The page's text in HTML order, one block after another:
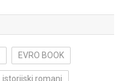
EVRO BOOK
istorijski romani